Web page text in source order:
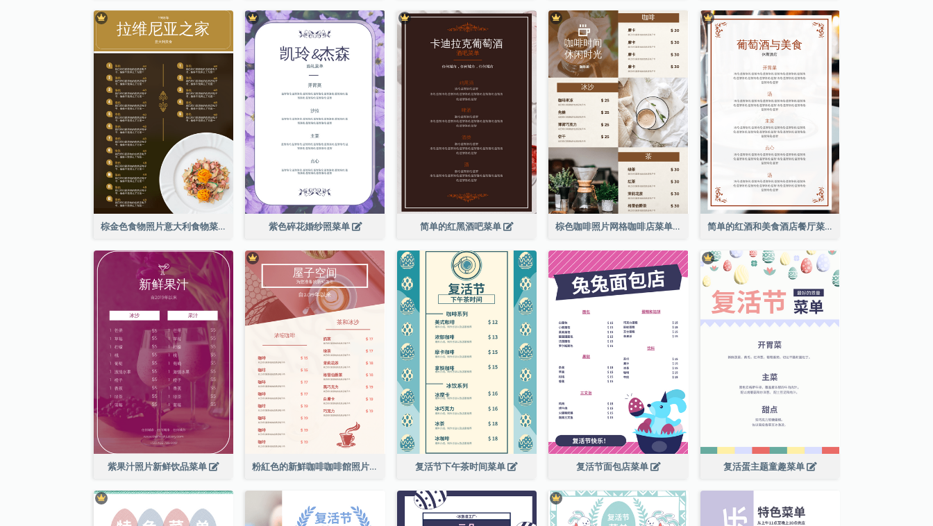
棕金色食物照片意大利食物菜单 紫色碎花婚纱照菜单 简单的红黑酒吧菜单 棕色咖啡照片网格咖啡店菜单 简单的红酒和美食酒店餐厅菜单
紫果汁照片新鲜饮品菜单 粉紅色的新鮮咖啡咖啡館照片簡單菜單 复活节下午茶时间菜单 复活节面包店菜单 复活蛋主题童趣菜单